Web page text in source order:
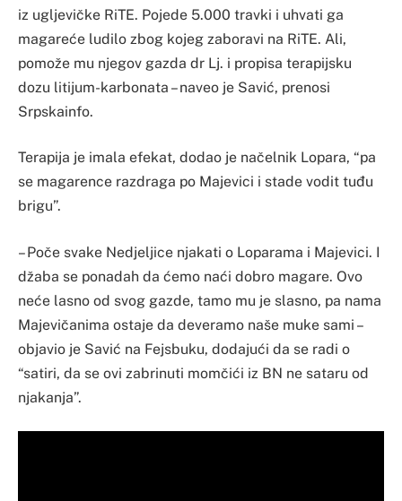
iz ugljevičke RiTE. Pojede 5.000 travki i uhvati ga
magareće ludilo zbog kojeg zaboravi na RiTE. Ali,
pomože mu njegov gazda dr Lj. i propisa terapijsku
dozu litijum-karbonata – naveo je Savić, prenosi
Srpskainfo.
Terapija je imala efekat, dodao je načelnik Lopara, “pa
se magarence razdraga po Majevici i stade vodit tuđu
brigu”.
– Poče svake Nedjeljice njakati o Loparama i Majevici. I
džaba se ponadah da ćemo naći dobro magare. Ovo
neće lasno od svog gazde, tamo mu je slasno, pa nama
Majevičanima ostaje da deveramo naše muke sami –
objavio je Savić na Fejsbuku, dodajući da se radi o
“satiri, da se ovi zabrinuti momčići iz BN ne sataru od
njakanja”.